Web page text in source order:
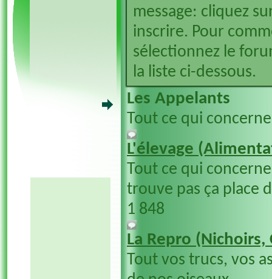
message: cliquez
inscrire. Pour
sélectionnez le
la liste ci-dessous.
Les Appelants
Tout ce qui
L'élevage
Tout ce qui
trouve pas ça place
1 848
La Repro
Tout vos trucs, vos